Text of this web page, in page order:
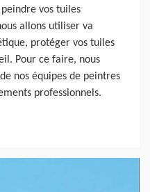
vos tuiles
allons utiliser va
protéger vos tuiles
Pour ce faire, nous
nos équipes de peintres
professionnels.